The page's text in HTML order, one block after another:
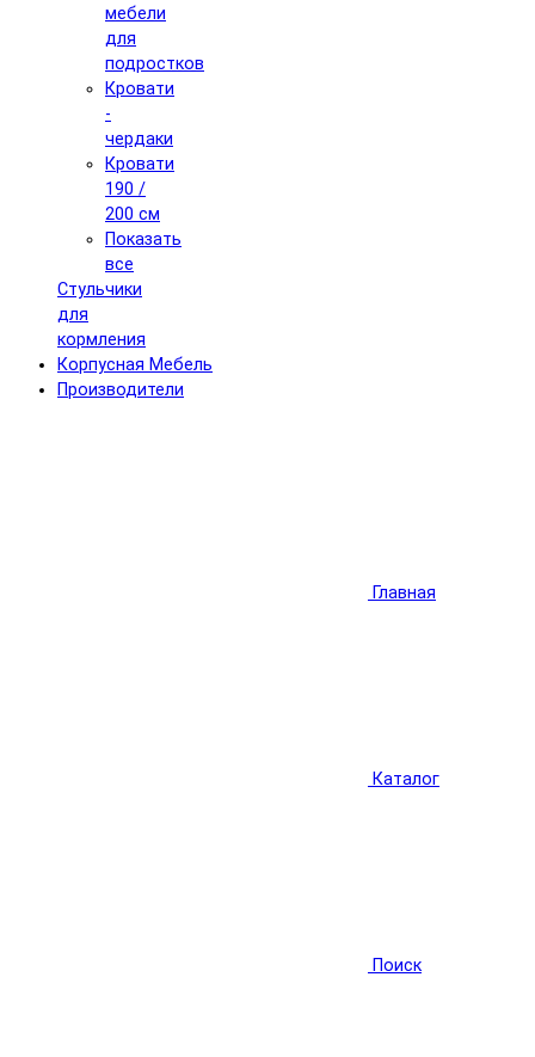
мебели
для
подростков
Кровати
-
чердаки
Кровати
190 /
200 см
Показать
все
Стульчики
для
кормления
Корпусная Мебель
Производители
Главная
Каталог
Поиск